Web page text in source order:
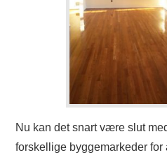
Nu kan det snart være slut
forskellige byggemarkeder for